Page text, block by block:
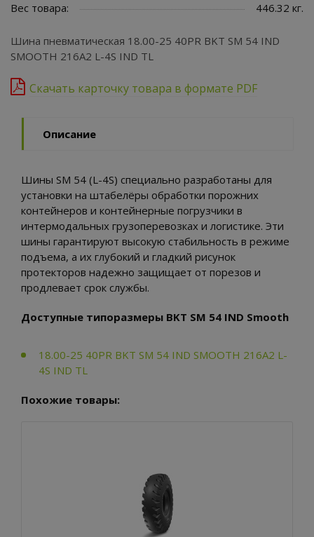
Вес товара:
446.32 кг.
Шина пневматическая 18.00-25 40PR BKT SM 54 IND
SMOOTH 216A2 L-4S IND TL
Скачать карточку товара в формате PDF
Описание
Шины SM 54 (L-4S) специально разработаны для
установки на штабелёры обработки порожних
контейнеров и контейнерные погрузчики в
интермодальных грузоперевозках и логистике. Эти
шины гарантируют высокую стабильность в режиме
подъема, а их глубокий и гладкий рисунок
протекторов надежно защищает от порезов и
продлевает срок службы.
Доступные типоразмеры BKT SM 54 IND Smooth
18.00-25 40PR BKT SM 54 IND SMOOTH 216A2 L-
4S IND TL
Похожие товары: